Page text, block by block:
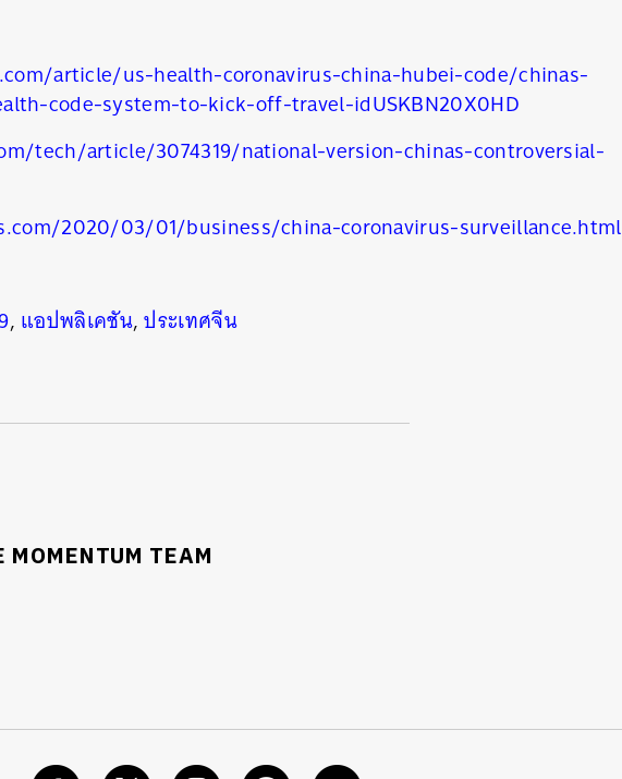
article/us-health-coronavirus-china-hubei-code/chinas-
code-system-to-kick-off-travel-idUSKBN20X0HD
tech/article/3074319/national-version-chinas-controversial-
2020/03/01/business/china-coronavirus-surveillance.html
, แอปพลิเคชัน,ประเทศจีน
MOMENTUM TEAM